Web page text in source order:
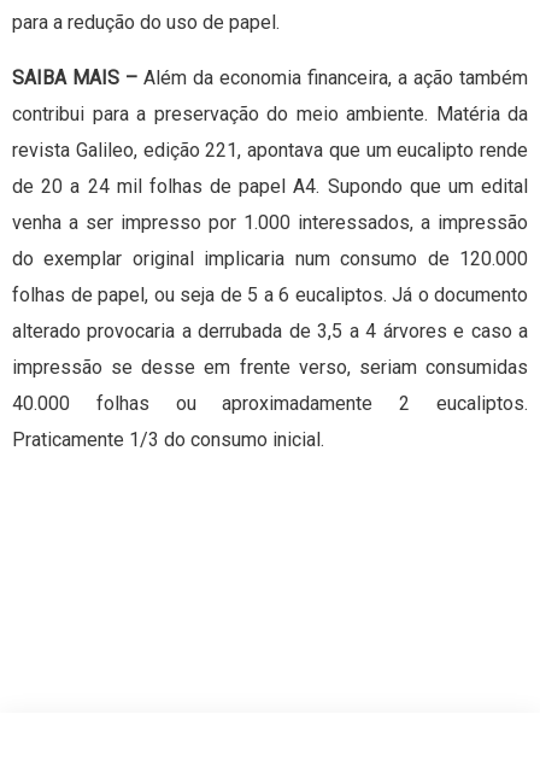
para a redução do uso de papel.
SAIBA MAIS – Além da economia financeira, a ação também
contribui para a preservação do meio ambiente. Matéria da
revista Galileo, edição 221, apontava que um eucalipto rende
de 20 a 24 mil folhas de papel A4. Supondo que um edital
venha a ser impresso por 1.000 interessados, a impressão
do exemplar original implicaria num consumo de 120.000
folhas de papel, ou seja de 5 a 6 eucaliptos. Já o documento
alterado provocaria a derrubada de 3,5 a 4 árvores e caso a
impressão se desse em frente verso, seriam consumidas
40.000 folhas ou aproximadamente 2 eucaliptos.
Praticamente 1/3 do consumo inicial.